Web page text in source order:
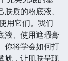
质的粉底液、
用它们。我们
液、使用遮瑕膏
你将学会如何打
尬，让肌肤呈现